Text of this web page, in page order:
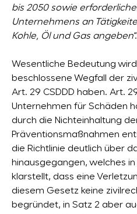
bis 2050 sowie
Unternehmens an
Kohle, Öl und Gas angeben“.
Wesentliche Bedeutung
beschlossene Wegfall der
Art. 29 CSDDD haben. Art.
Unternehmen für Schäden
durch die Nichteinhaltung
Präventionsmaßnahmen
die Richtlinie deutlich über
hinausgegangen, welches
klarstellt, dass eine
diesem Gesetz keine
begründet, in Satz 2 aber